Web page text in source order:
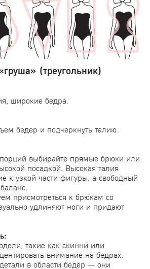
(треугольник)
широкие бедра.
бедер и подчеркнуть талию.
выбирайте прямые брюки или
посадкой. Высокая талия
к узкой части фигуры, а свободный
присмотреться к брюкам со
удлиняют ноги и придают
такие как скинни или
внимание на бедрах.
в области бедер — они